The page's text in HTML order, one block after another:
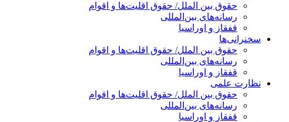
حقوق بین الملل/ حقوق اقلیت‌ها و اقوام
رسانه‌های بین‌المللی
قفقاز و اوراسیا
سخنرانی‌ها
حقوق بین الملل/ حقوق اقلیت‌ها و اقوام
رسانه‌های بین‌المللی
قفقاز و اوراسیا
نظارت علمی
حقوق بین الملل/ حقوق اقلیت‌ها و اقوام
رسانه‌های بین‌المللی
قفقاز و اوراسیا